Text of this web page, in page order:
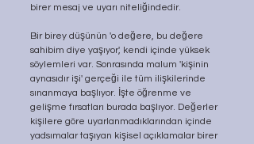
birer mesaj ve uyarı niteliğindedir.
Bir birey düşünün 'o değere, bu değere
sahibim diye yaşıyor', kendi içinde yüksek
söylemleri var. Sonrasında malum 'kişinin
aynasıdır işi' gerçeği ile tüm ilişkilerinde
sınanmaya başlıyor. İşte öğrenme ve
gelişme fırsatları burada başlıyor. Değerler
kişilere göre uyarlanmadıklarından içinde
yadsımalar taşıyan kişisel açıklamalar birer